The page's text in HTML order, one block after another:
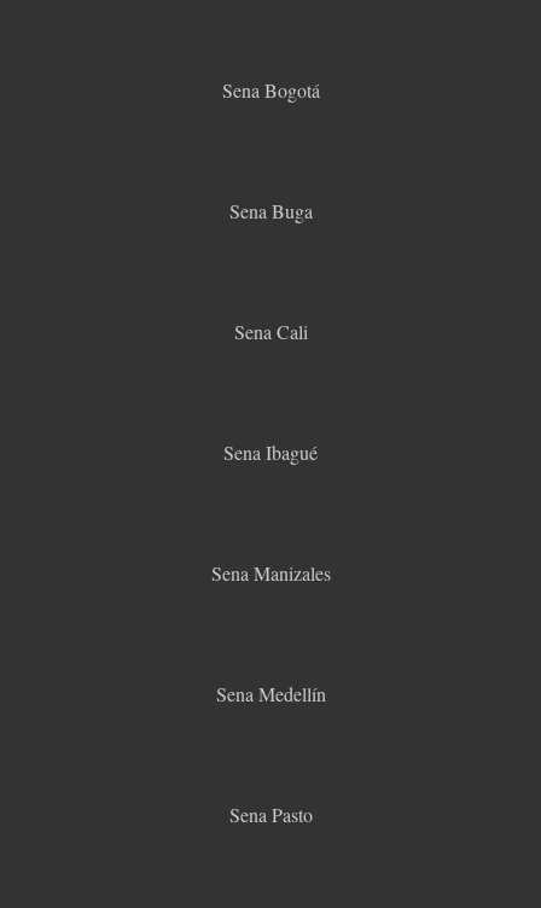
Sena Bogotá
Sena Buga
Sena Cali
Sena Ibagué
Sena Manizales
Sena Medellín
Sena Pasto